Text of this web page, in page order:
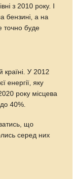
з 2010 року. І
бензині, а на
точно буде
країні. У 2012
енергії, яку
року місцева
40%.
що
серед них